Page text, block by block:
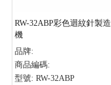
RW-32ABP彩色迴紋針製造
機
品牌:
商品編碼:
型號: RW-32ABP